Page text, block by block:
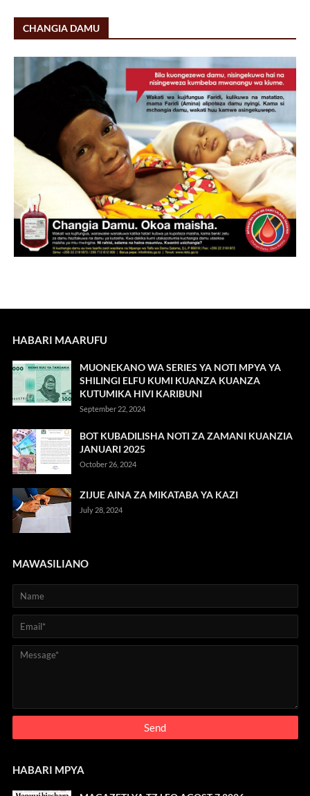
CHANGIA DAMU
HABARI MAARUFU
MUONEKANO WA SERIES YA NOTI MPYA YA
SHILINGI ELFU KUMI KUANZA KUANZA
KUTUMIKA HIVI KARIBUNI
September 22, 2024
BOT KUBADILISHA NOTI ZA ZAMANI KUANZIA
JANUARI 2025
October 26, 2024
ZIJUE AINA ZA MIKATABA YA KAZI
July 28, 2024
MAWASILIANO
HABARI MPYA